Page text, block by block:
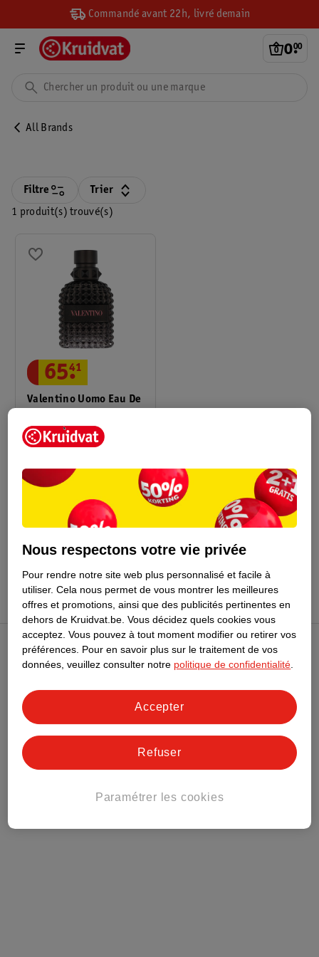
Commandé avant 22h, livré demain
0.
00
All Brands
1 produit(s) trouvé(s)
Filtre Trier
Valentino Uomo Eau De
50ml
65.
41
Conseil par Kruidvat
Club Kruidvat
Service Clientèle
Tout sur Kruidvat
Nous respectons votre vie privée
Pour rendre notre site web plus personnalisé et facile à
utiliser. Cela nous permet de vous montrer les meilleures
offres et promotions, ainsi que des publicités pertinentes en
dehors de Kruidvat.be. Vous décidez quels cookies vous
acceptez. Vous pouvez à tout moment modifier ou retirer vos
préférences. Pour en savoir plus sur le traitement de vos
données, veuillez consulter notre politique de confidentialité.
Paramétrer les cookies
Refuser
Accepter